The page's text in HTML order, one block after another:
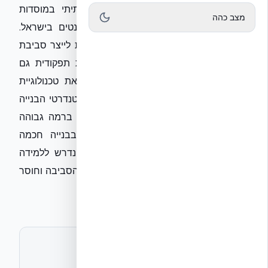
הנטל הנפשי, אלא גם את הפער התשתיתי במוסדות
האקדמיים וביחידות המגורים של הסטודנטים בישראל.
בעת הנוכחית, ביטחון ורווחה תלויים ביכולת לייצר סביבת
שהייה שקטה וממוגנת המאפשרת רציפות תפקודית גם
תחת איום. חברת EcoBuild, המטמיעה את טכנולוגיית
NUDURA ICF, קוראת לבחינה מחדש של סטנדרטי הבנייה
במוסדות חינוך, כך שישלבו בידוד אקוסטי ברמה גבוהה
ועמידות מבנית מתקדמת. רק השקעה בבנייה חכמה
ובטוחה תאפשר לסטודנטים את השקט הנדרש ללמידה
בחירום, תוך צמצום משמעותי של הפרעות הסביבה וחוסר
מצב כהה